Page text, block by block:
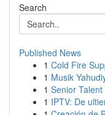
Search
Published News
1 Cold Fire
1 Musik
1 Senior
1 IPTV: De